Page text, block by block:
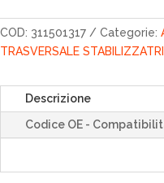
COD: 311501317 Categorie:
TRASVERSALE
Descrizione
Codice OE -